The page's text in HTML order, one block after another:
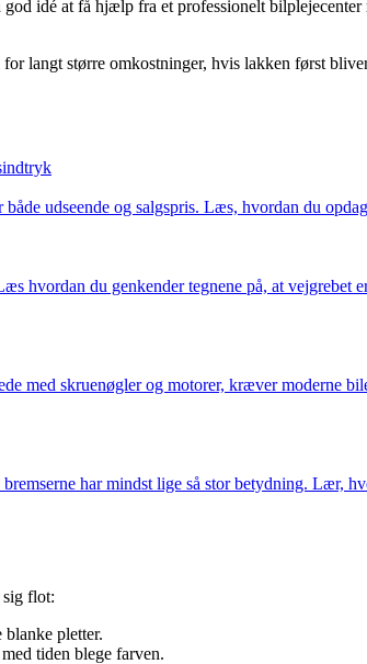
idé at få hjælp fra et professionelt
langt større omkostninger, hvis lakken først
udseende og salgspris. Læs, hvordan du
hvordan du genkender tegnene på, at
med skruenøgler og motorer, kræver moderne
har mindst lige så stor betydning. Lær,
sig flot:
pletter.
tiden blege farven.